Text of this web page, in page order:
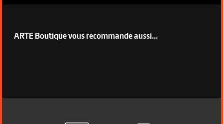
ARTE Boutique vous recommande aussi...